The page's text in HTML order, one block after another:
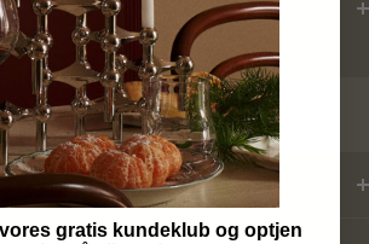
?
gratis kundeklub og optjen